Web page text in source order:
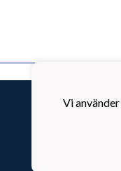
Wasa
Vi